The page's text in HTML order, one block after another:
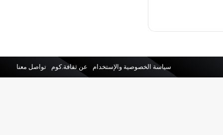
سياسة الخصوصية والإستخدام عن ثقافة.كوم تواصل معنا